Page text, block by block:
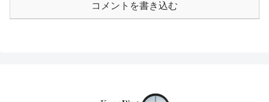
コメントを書き込む